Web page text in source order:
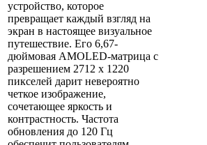
устройство, которое
превращает каждый взгляд на
экран в настоящее визуальное
путешествие. Его 6,67-
дюймовая AMOLED-матрица с
разрешением 2712 x 1220
пикселей дарит невероятно
четкое изображение,
сочетающее яркость и
контрастность. Частота
обновления до 120 Гц